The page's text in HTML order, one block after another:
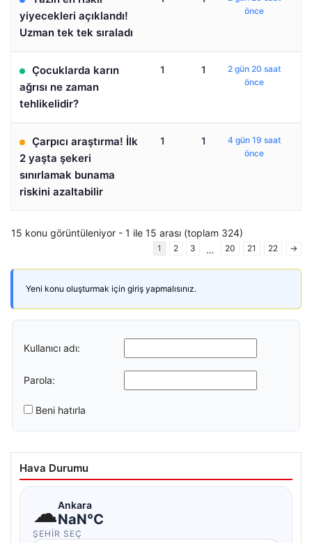
yiyecekleri açıklandı!
Uzman tek tek sıraladı
önce
Çocuklarda karın
ağrısı ne zaman
tehlikelidir?
1 1
2 gün 20 saat
önce
Çarpıcı araştırma! İlk
2 yaşta şekeri
sınırlamak bunama
riskini azaltabilir
1 1
4 gün 19 saat
önce
15 konu görüntüleniyor - 1 ile 15 arası (toplam 324)
1 2 3 … 20 21 22 →
Yeni konu oluşturmak için giriş yapmalısınız.
Kullanıcı adı:
Parola:
Beni hatırla
Hava Durumu
☁Ankara
NaN°C
ŞEHIR SEÇ